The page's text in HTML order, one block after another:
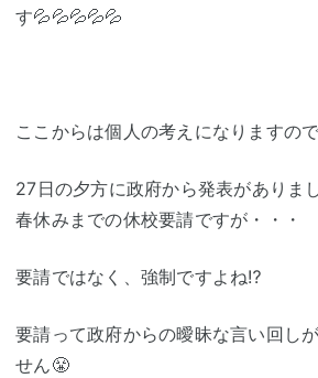
す💦💦💦💦💦
ここからは個人の考えになりますの
27日の夕方に政府から発表がありま
春休みまでの休校要請ですが・・・
要請ではなく、強制ですよね⁉️
要請って政府からの曖昧な言い回し
せん😤